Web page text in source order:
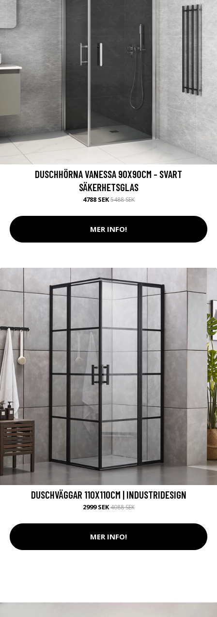
DUSCHHÖRNA VANESSA 90X90CM - SVART
SÄKERHETSGLAS
4788 SEK5488 SEK
MER INFO!
DUSCHVÄGGAR 110X110CM | INDUSTRIDESIGN
2999 SEK4088 SEK
MER INFO!